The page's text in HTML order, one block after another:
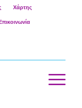
Χάρτης